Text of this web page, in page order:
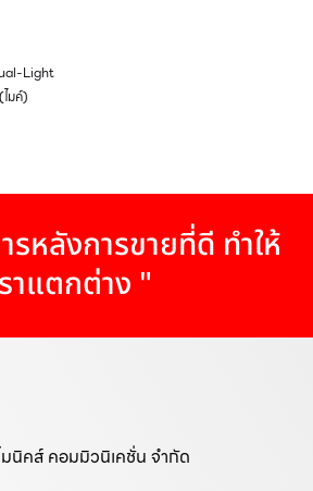
Light
มค์)
รหลังการขายที่ดี ทำให้
าแตกต่าง "
นิคส์ คอมมิวนิเคชั่น จำกัด